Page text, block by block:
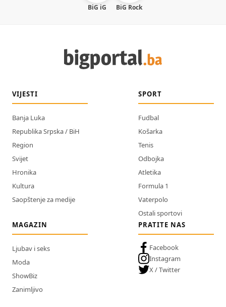
BiG iG BiG Rock
VIJESTI
Banja Luka
Republika Srpska / BiH
Region
Svijet
Hronika
Kultura
Saopštenje za medije
SPORT
Fudbal
Košarka
Tenis
Odbojka
Atletika
Formula 1
Vaterpolo
Ostali sportovi
MAGAZIN
Ljubav i seks
Moda
ShowBiz
Zanimljivo
PRATITE NAS
Facebook
Instagram
X / Twitter